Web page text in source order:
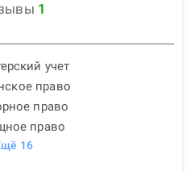
1
учет
право
право
право
16